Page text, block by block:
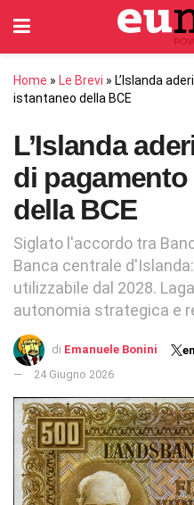
Home » Le Brevi » L’Islanda
istantaneo della BCE
L’Islanda
di
della BCE
Siglato l'accordo tra
Banca centrale
utilizzabile dal 2028.
autonomia strategica e
di Emanuele Bonini
24 Giugno 2026